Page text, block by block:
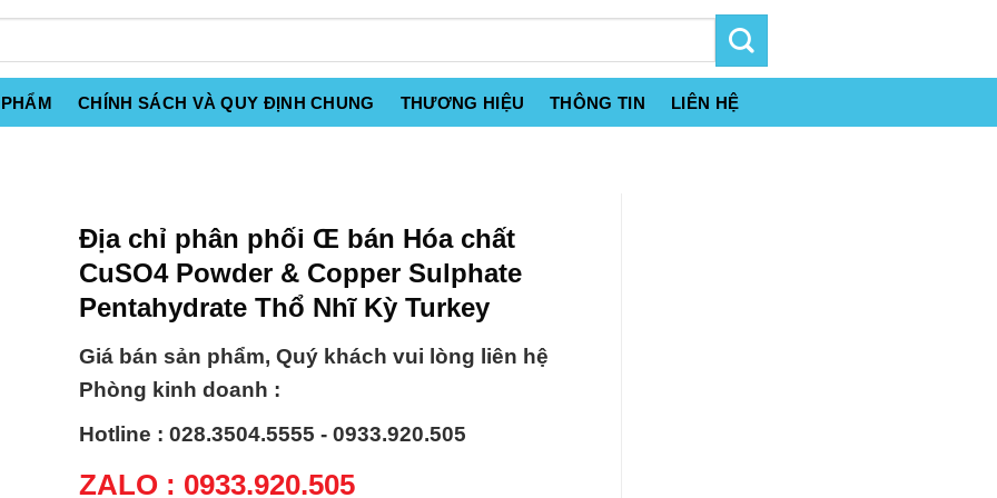
CHÍNH SÁCH VÀ QUY ĐỊNH CHUNG THƯƠNG HIỆU THÔNG TIN LIÊN HỆ
Địa chỉ phân phối Œ bán Hóa chất
CuSO4 Powder & Copper Sulphate
Pentahydrate Thổ Nhĩ Kỳ Turkey
Giá bán sản phẩm, Quý khách vui lòng liên hệ
Phòng kinh doanh :
Hotline : 028.3504.5555 - 0933.920.505
ZALO : 0933.920.505